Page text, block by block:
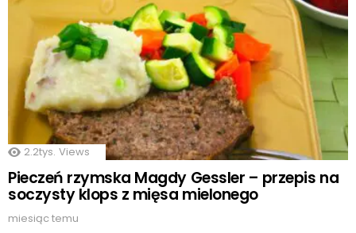
2.2tys. Views
Pieczeń rzymska Magdy Gessler – przepis na
soczysty klops z mięsa mielonego
miesiąc temu